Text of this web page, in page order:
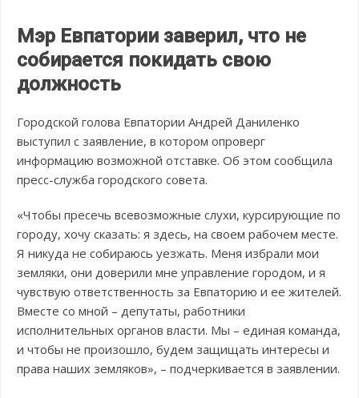
Мэр Евпатории заверил, что не
собирается покидать свою
должность
Городской голова Евпатории Андрей Даниленко
выступил с заявление, в котором опроверг
информацию возможной отставке. Об этом сообщила
пресс-служба городского совета.
«Чтобы пресечь всевозможные слухи, курсирующие по
городу, хочу сказать: я здесь, на своем рабочем месте.
Я никуда не собираюсь уезжать. Меня избрали мои
земляки, они доверили мне управление городом, и я
чувствую ответственность за Евпаторию и ее жителей.
Вместе со мной – депутаты, работники
исполнительных органов власти. Мы – единая команда,
и чтобы не произошло, будем защищать интересы и
права наших земляков», – подчеркивается в заявлении.